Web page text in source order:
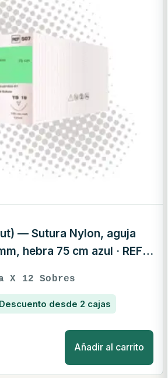
— Sutura Nylon, aguja
hebra 75 cm azul · REF
X 12 Sobres
desde 2 cajas
Añadir al carrito